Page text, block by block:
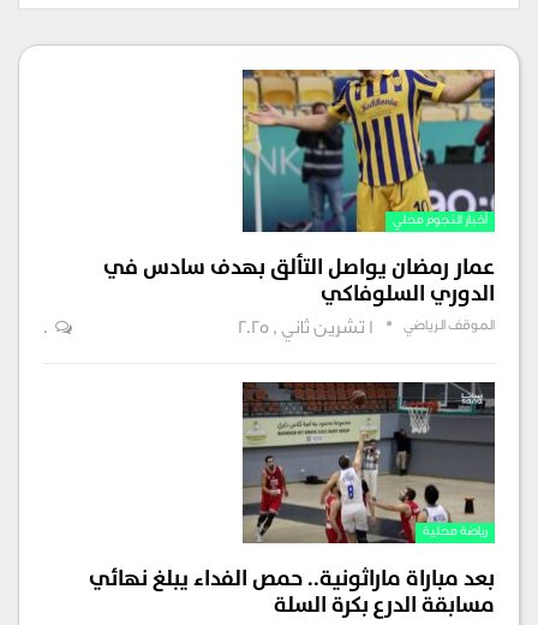
أخبار النجوم محلي
عمار رمضان يواصل التألق بهدف سادس في
الدوري السلوفاكي
الموقف الرياضي 0
رياضة محلية
بعد مباراة ماراثونية.. حمص الفداء يبلغ نهائي
مسابقة الدرع بكرة السلة